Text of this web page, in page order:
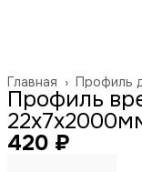
Профиль
Главная ›
Профиль
420 ₽